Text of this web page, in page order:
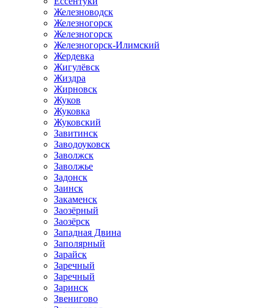
Железноводск
Железногорск
Железногорск
Железногорск-Илимский
Жердевка
Жигулёвск
Жиздра
Жирновск
Жуков
Жуковка
Жуковский
Завитинск
Заводоуковск
Заволжск
Заволжье
Задонск
Заинск
Закаменск
Заозёрный
Заозёрск
Западная Двина
Заполярный
Зарайск
Заречный
Заречный
Заринск
Звенигово